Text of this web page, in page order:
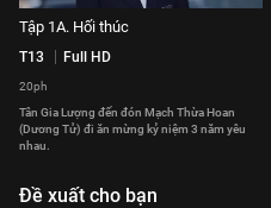
Tập 1A. Hối thúc
T13 Full HD
20ph
Tân Gia Lượng đến đón Mạch Thừa Hoan
(Dương Tử) đi ăn mừng kỷ niệm 3 năm yêu
nhau.
Đề xuất cho bạn